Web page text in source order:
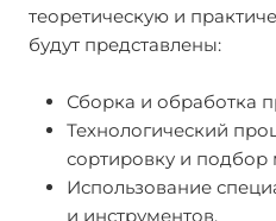
теоретическую и
будут представлены:
Сборка и обработка
Технологический
сортировку и подбор
Использование
и инструментов.